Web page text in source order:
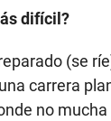
difícil?
(se
carrera
no